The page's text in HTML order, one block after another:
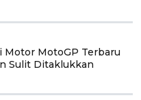
Motor MotoGP Terbaru
Sulit Ditaklukkan